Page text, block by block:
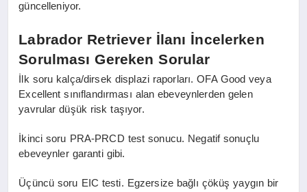
güncelleniyor.
Labrador Retriever İlanı İncelerken
Sorulması Gereken Sorular
İlk soru kalça/dirsek displazi raporları. OFA Good veya
Excellent sınıflandırması alan ebeveynlerden gelen
yavrular düşük risk taşıyor.
İkinci soru PRA-PRCD test sonucu. Negatif sonuçlu
ebeveynler garanti gibi.
Üçüncü soru EIC testi. Egzersize bağlı çöküş yaygın bir